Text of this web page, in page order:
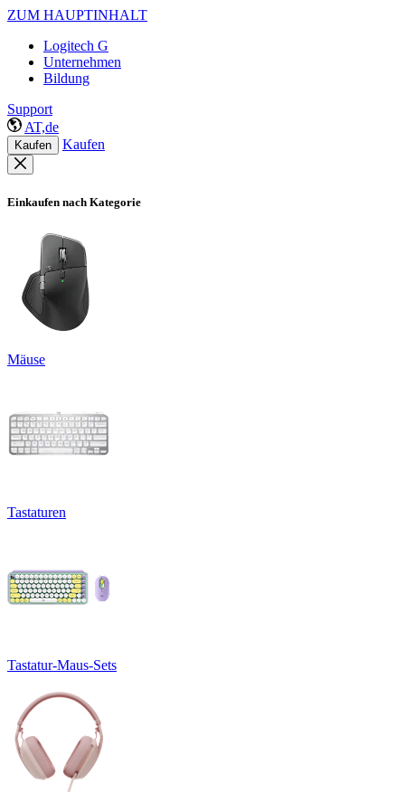
ZUM HAUPTINHALT
Logitech G
Unternehmen
Bildung
Support
AT,de
Kaufen Kaufen
Einkaufen nach Kategorie
Mäuse
Tastaturen
Tastatur-Maus-Sets